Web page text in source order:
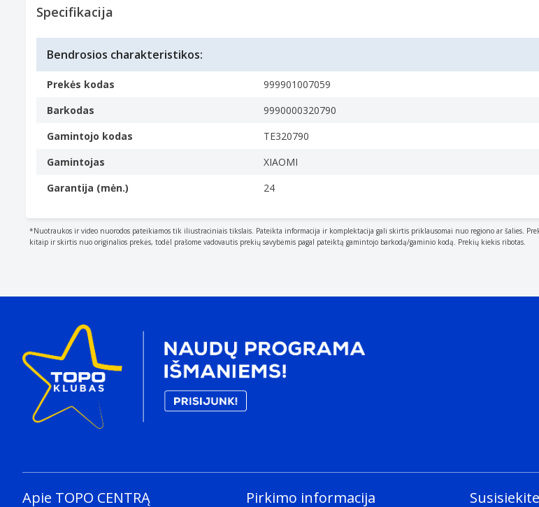
Specifikacija
Bendrosios charakteristikos:
Prekės kodas
999901007059
Barkodas
9990000320790
Gamintojo kodas
TE320790
Gamintojas
XIAOMI
Garantija (mėn.)
24
*Nuotraukos ir video nuorodos pateikiamos tik iliustraciniais tikslais. Pateikta informacija ir komplektacija gali skirtis priklausomai nuo regiono ar šalies.
kitaip ir skirtis nuo originalios prekės, todėl prašome vadovautis prekių savybėmis pagal pateiktą gamintojo barkodą/gaminio kodą. Prekių kiekis ribotas.
Apie TOPO CENTRĄ Pirkimo informacija Susisiekite